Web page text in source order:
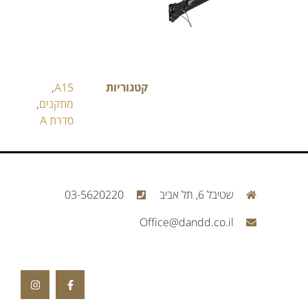
קטגוריות A15
,
מתקנים,
סדרת A
שטיבל 6, תל אביב
03-5620220
Office@dandd.co.il